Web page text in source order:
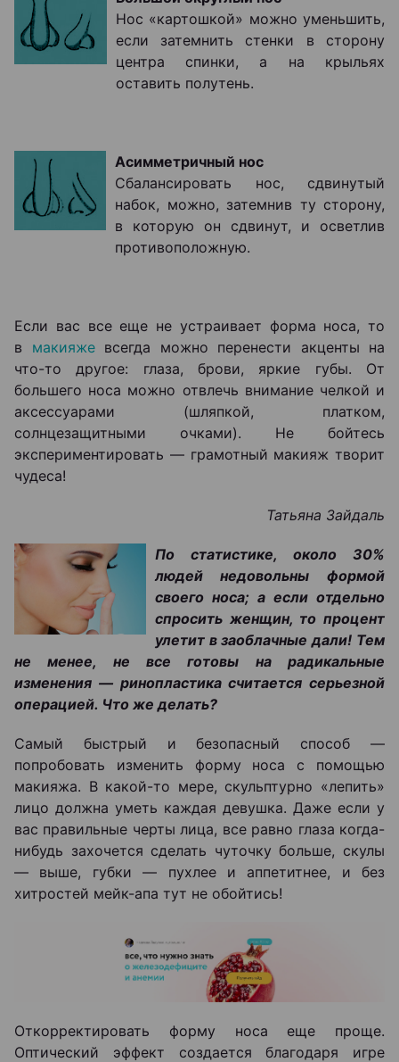
Нос «картошкой» можно уменьшить,
если затемнить стенки в сторону
центра спинки, а на крыльях
оставить полутень.
Асимметричный нос
Сбалансировать нос, сдвинутый
набок, можно, затемнив ту сторону,
в которую он сдвинут, и осветлив
противоположную.
Если вас все еще не устраивает форма носа, то
в макияжевсегда можно перенести акценты на
что-то другое: глаза, брови, яркие губы. От
большего носа можно отвлечь внимание челкой и
аксессуарами (шляпкой, платком,
солнцезащитными очками). Не бойтесь
экспериментировать — грамотный макияж творит
чудеса!
Татьяна Зайдаль
По статистике, около 30%
людей недовольны формой
своего носа; а если отдельно
спросить женщин, то процент
улетит в заоблачные дали! Тем
не менее, не все готовы на радикальные
изменения ― ринопластика считается серьезной
операцией. Что же делать?
Самый быстрый и безопасный способ ―
попробовать изменить форму носа с помощью
макияжа. В какой-то мере, скульптурно «лепить»
лицо должна уметь каждая девушка. Даже если у
вас правильные черты лица, все равно глаза когда-
нибудь захочется сделать чуточку больше, скулы
― выше, губки ― пухлее и аппетитнее, и без
хитростей мейк-апа тут не обойтись!
Откорректировать форму носа еще проще.
Оптический эффект создается благодаря игре